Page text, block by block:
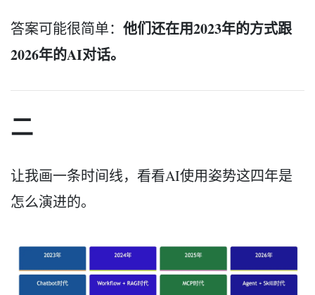
答案可能很简单： 他们还在用2023年的方式跟
2026年的AI对话。
二
让我画一条时间线，看看AI使用姿势这四年是
怎么演进的。